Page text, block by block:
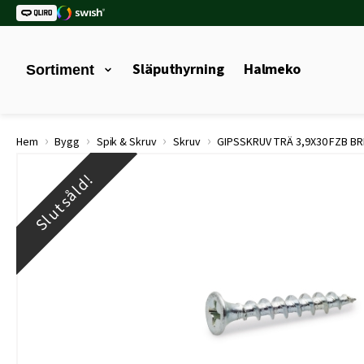
Sortiment Släputhyrning Halmeko
Hem › Bygg › Spik & Skruv › Skruv › GIPSSKRUV TRÄ 3,9X30 FZB
Slutsåld!